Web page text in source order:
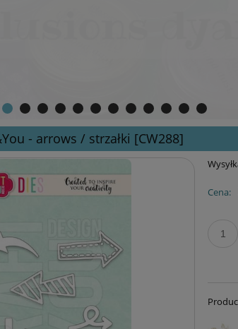
- arrows / strzałki [CW288]
Cena: